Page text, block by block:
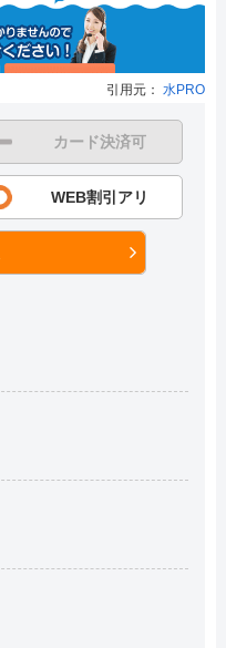
引用元： 水PRO
カード決済可
WEB割引アリ